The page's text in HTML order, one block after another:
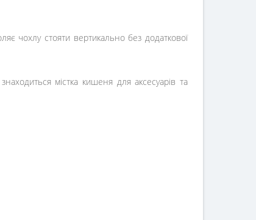
чохлу стояти вертикально без додаткової
містка кишеня для аксесуарів та